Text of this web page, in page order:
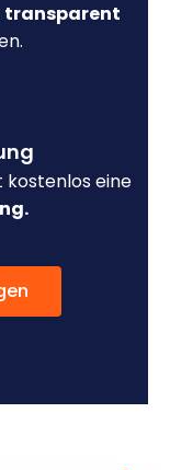
transparent
kostenlos eine